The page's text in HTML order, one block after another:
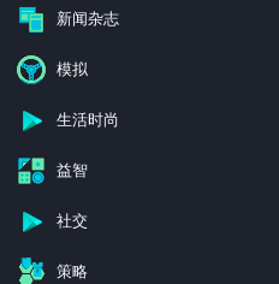
新闻杂志
模拟
生活时尚
益智
社交
策略